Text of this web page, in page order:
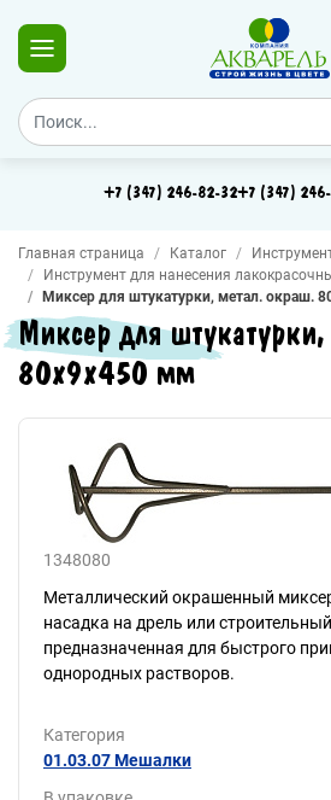
+7 (347) 246-82-32+7 (347)
Главная страница Каталог
Инструмент для нанесения
Миксер для штукатурки, метал. окраш.
Миксер для
80х9х450 мм
1348080
Металлический окрашенный
насадка на дрель или
предназначенная для быстрого
однородных растворов.
Категория
01.03.07 Мешалки